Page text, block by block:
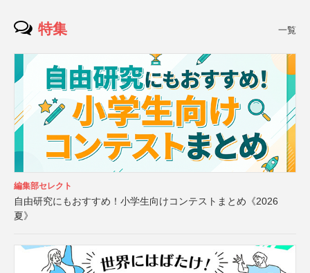
特集 一覧
編集部セレクト
自由研究にもおすすめ！小学生向けコンテストまとめ《2026
夏》